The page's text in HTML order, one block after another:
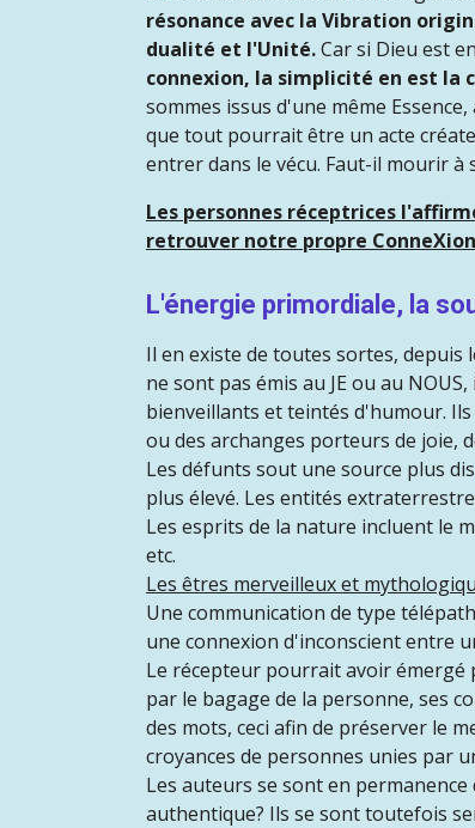
résonance avec la Vibration
dualité et l'Unité.Car si Dieu est
connexion, la simplicité en est la
sommes issus d'une même
que tout pourrait être un acte
entrer dans le vécu. Faut-il mourir à
Les personnes réceptrices
retrouver notre propre
L'énergie primordiale, la
Il en existe de toutes sortes, depuis
ne sont pas émis au JE ou au
bienveillants et teintés d'humour.
ou des archanges porteurs de joie,
Les défunts sout une source plus
plus élevé. Les entités
Les esprits de la nature incluent le
etc.
Les êtres merveilleux et
Une communication de type
une connexion d'inconscient entre
Le récepteur pourrait avoir émergé
par le bagage de la personne, ses
des mots, ceci afin de préserver le
croyances de personnes unies par
Les auteurs se sont en
authentique? Ils se sont toutefois